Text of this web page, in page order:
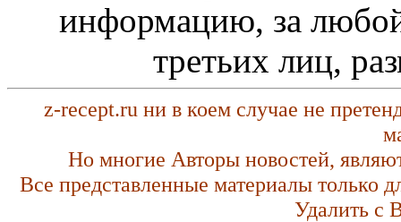
информацию, за любой
третьих лиц,
z-recept.ru ни в коем случае не
Но многие Авторы новостей,
Все представленные материалы только
Удалить с